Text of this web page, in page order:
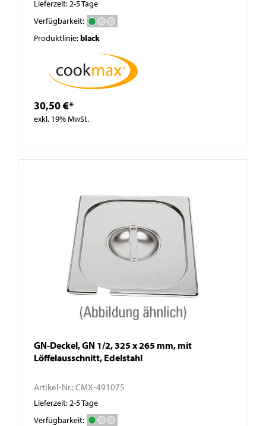
Lieferzeit: 2-5 Tage
Verfügbarkeit:
Produktlinie:black
30,50 €*
exkl. 19% MwSt.
GN-Deckel, GN 1/2, 325 x 265 mm, mit
Löffelausschnitt, Edelstahl
Artikel-Nr.:CMX-491075
Lieferzeit: 2-5 Tage
Verfügbarkeit: